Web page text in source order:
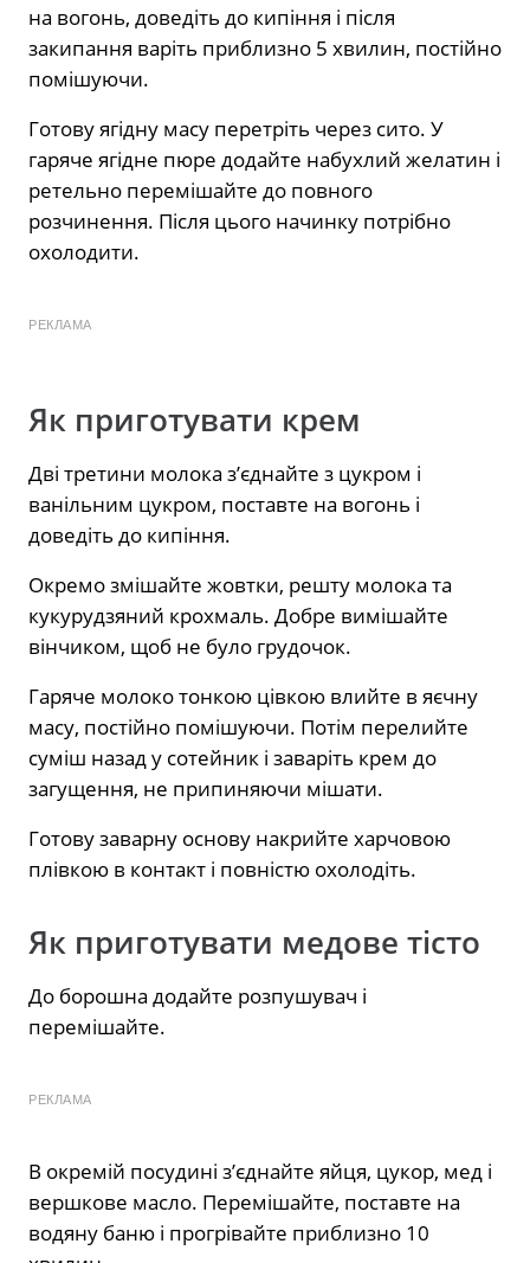
на вогонь, доведіть до кипіння і після
закипання варіть приблизно 5 хвилин, постійно
помішуючи.
Готову ягідну масу перетріть через сито. У
гаряче ягідне пюре додайте набухлий желатин і
ретельно перемішайте до повного
розчинення. Після цього начинку потрібно
охолодити.
РЕКЛАМА
Як приготувати крем
Дві третини молока з’єднайте з цукром і
ванільним цукром, поставте на вогонь і
доведіть до кипіння.
Окремо змішайте жовтки, решту молока та
кукурудзяний крохмаль. Добре вимішайте
вінчиком, щоб не було грудочок.
Гаряче молоко тонкою цівкою влийте в яєчну
масу, постійно помішуючи. Потім перелийте
суміш назад у сотейник і заваріть крем до
загущення, не припиняючи мішати.
Готову заварну основу накрийте харчовою
плівкою в контакт і повністю охолодіть.
Як приготувати медове тісто
До борошна додайте розпушувач і
перемішайте.
РЕКЛАМА
В окремій посудині з’єднайте яйця, цукор, мед і
вершкове масло. Перемішайте, поставте на
водяну баню і прогрівайте приблизно 10